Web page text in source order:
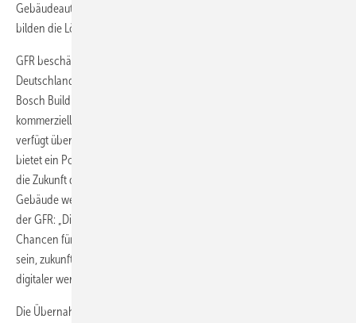
Gebäudeautomation von GFR eingesetzt. In der Elbphilharmonie
bilden die Lösungen von GFR beispielsweise die TGA-Steuerzentrale.
GFR beschäftigt rund 260 Mitarbeiter an neun Standorten in
Deutschland. „Thomas Quante, Mitglied des Bereichsvorstands von
Bosch Building Technologies: „Der Trend zur Digitalisierung
kommerzieller Gebäuden eröffnet ganz neue Möglichkeiten. GFR
verfügt über ein fundiertes Wissen in der Gebäudeautomation und
bietet ein Portfolio, das unseres hervorragend ergänzt. GFR stärkt uns,
die Zukunft der digitalen Lösungen und Services für kommerzielle
Gebäude weiter voranzutreiben.“ Volker Westerheide, Geschäftsführer
der GFR: „Die künftige Zusammenarbeit mit Bosch bietet große
Chancen für unser Unternehmen. Wir werden gemeinsam in der Lage
sein, zukunftsweisende Lösungen für unsere Kunden in einer immer
digitaler werdenden Welt zu entwickeln.“
Die Übernahme steht unter dem Vorbehalt der Zustimmung der